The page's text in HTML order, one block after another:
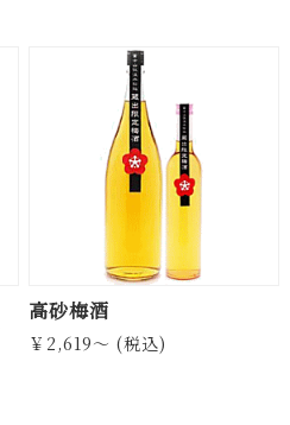
高砂梅酒
￥2,619～ (税込)